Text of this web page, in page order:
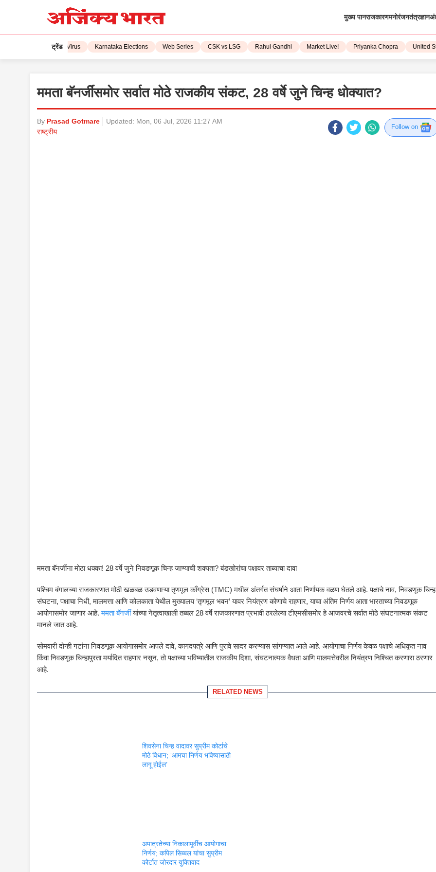
मुख्य पानराजकारणमनोरंजनतंत्रज्ञान
ट्रेंड
Corona Virus Karnataka Elections Web Series CSK vs LSG Rahul Gandhi Market Live! Priyanka Chopra United State
ममता बॅनर्जींसमोर सर्वात मोठे राजकीय संकट, 28 वर्षे जुने चिन्ह धोक्यात?
By Prasad Gotmare Updated: Mon, 06 Jul, 2026 11:27 AM
राष्ट्रीय
Follow on
ममता बॅनर्जींना मोठा धक्का! 28 वर्षे जुने निवडणूक चिन्ह जाण्याची शक्यता? बंडखोरांचा पक्षावर ताब्याचा दावा
पश्चिम बंगालच्या राजकारणात मोठी खळबळ उडवणाऱ्या तृणमूल काँग्रेस (TMC) मधील अंतर्गत संघर्षाने आता निर्णायक वळण घेतले आहे. पक्षाचे नाव, निवडणूक
संघटना, पक्षाचा निधी, मालमत्ता आणि कोलकाता येथील मुख्यालय ‘तृणमूल भवन’ यावर नियंत्रण कोणाचे राहणार, याचा अंतिम निर्णय आता भारताच्या निवडणूक
आयोगासमोर जाणार आहे.ममता बॅनर्जीयांच्या नेतृत्वाखाली तब्बल 28 वर्षे राजकारणात प्रभावी ठरलेल्या टीएमसीसमोर हे आजवरचे सर्वात मोठे संघटनात्मक संकट
मानले जात आहे.
सोमवारी दोन्ही गटांना निवडणूक आयोगासमोर आपले दावे, कागदपत्रे आणि पुरावे सादर करण्यास सांगण्यात आले आहे. आयोगाचा निर्णय केवळ पक्षाचे अधिकृत नाव
किंवा निवडणूक चिन्हापुरता मर्यादित राहणार नसून, तो पक्षाच्या भविष्यातील राजकीय दिशा, संघटनात्मक वैधता आणि मालमत्तेवरील नियंत्रण निश्चित करणारा ठरणार
आहे.
RELATED NEWS
शिवसेना चिन्ह वादावर सुप्रीम कोर्टाचे
मोठे विधान; ‘आमचा निर्णय भविष्यासाठी
लागू होईल’
अपात्रतेच्या निकालापूर्वीच आयोगाचा
निर्णय; कपिल सिब्बल यांचा सुप्रीम
कोर्टात जोरदार युक्तिवाद